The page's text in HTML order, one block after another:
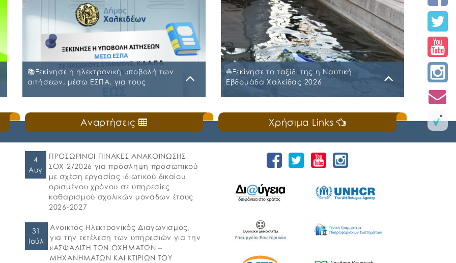
📚Ξεκίνησε η ηλεκτρονική υποβολή των
αιτήσεων, μέσω ΕΣΠΑ, για τους
🛎️Ο Δήμος Χαλκιδέων ενημερώνει τους γονείς
και τους κηδεμόνες ότι, ξεκίνησε η
ηλεκτρονική υποβολή αιτήσεων για τη
συμμετοχή στο πρόγραμμα «Προώθηση και
υποστήριξη παιδιών για την ένταξή τους
στην προσχολική εκπαίδευση καθώς και για
τη πρόσβαση παιδιών σχολικής ηλικίας,
εφήβων και ατόμων με αναπηρία, σε
υπηρεσίες δημιουργικής απασχόλησης» για
⛵️Ξεκίνησε το ταξίδι της η Ναυτική
Εβδομάδα Χαλκίδας 2026
📣Για 3η συνεχή χρονιά «άνοιξε πανιά» η
Ναυτική Εβδομάδα Χαλκίδας χθες, Σάββατο
18 Ιουλίου 2026, που διοργανώνουν ο Δήμος
Χαλκιδέων και η Ιερά Μητρόπολη Χαλκίδος,
Ιστιαίας και Βορείων Σποράδων, με την
Ελλάδας και του Ο.Π.Α.ΣΤ.Ε, του Οργανισμού
Λιμένων Ν. Εύβοιας και του Επιμελητηρίου
Εύβοιας. ⚓️Η επίσημη έναρξη
Αναρτήσεις
4
Αυγ
ΠΡΟΣΩΡΙΝΟΙ ΠΙΝΑΚΕΣ ΑΝΑΚΟΙΝΩΣΗΣ
ΣΟΧ 2/2026 για πρόσληψη προσωπικού
με σχέση εργασίας ιδιωτικού δικαίου
ορισμένου χρόνου σε υπηρεσίες
καθαρισμού σχολικών μονάδων έτους
2026-2027
31
Ιούλ
Ανοικτός Ηλεκτρονικός Διαγωνισμός,
για την εκτέλεση των υπηρεσιών για την
«ΑΣΦΑΛΙΣΗ ΤΩΝ ΟΧΗΜΑΤΩΝ –
ΜΗΧΑΝΗΜΑΤΩΝ ΚΑΙ ΚΤΙΡΙΩΝ ΤΟΥ
Χρήσιμα Links